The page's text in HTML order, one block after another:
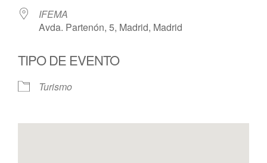
IFEMA
Avda. Partenón, 5, Madrid, Madrid
TIPO DE EVENTO
Turismo